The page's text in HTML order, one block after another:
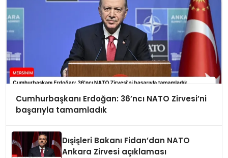
Cumhurbaşkanı Erdoğan: 36’ncı NATO Zirvesi’ni
başarıyla tamamladık
Dışişleri Bakanı Fidan’dan NATO
Ankara Zirvesi açıklaması